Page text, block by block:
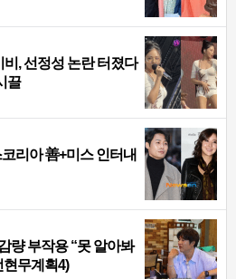
, 선정성 논란 터졌다
끌
코리아 善+미스 인터내
량 부작용 “못 알아봐
현무계획4)